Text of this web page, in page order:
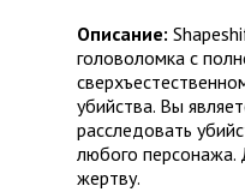
Описание:
головоломка с
убийства. Вы
расследовать
любого
жертву.